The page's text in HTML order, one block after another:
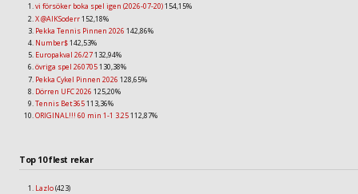
vi försöker boka spel igen (2026-07-20)154,15%
X @AIKSoderr152,18%
Pekka Tennis Pinnen 2026 142,86%
Number$142,53%
Europakval 26/27132,94%
övriga spel 260705130,38%
Pekka Cykel Pinnen 2026 128,65%
Dörren UFC 2026 125,20%
Tennis Bet365113,36%
ORIGINAL!!! 60 min 1-1 3.25112,87%
Top 10 flest rekar
Lazlo(423)